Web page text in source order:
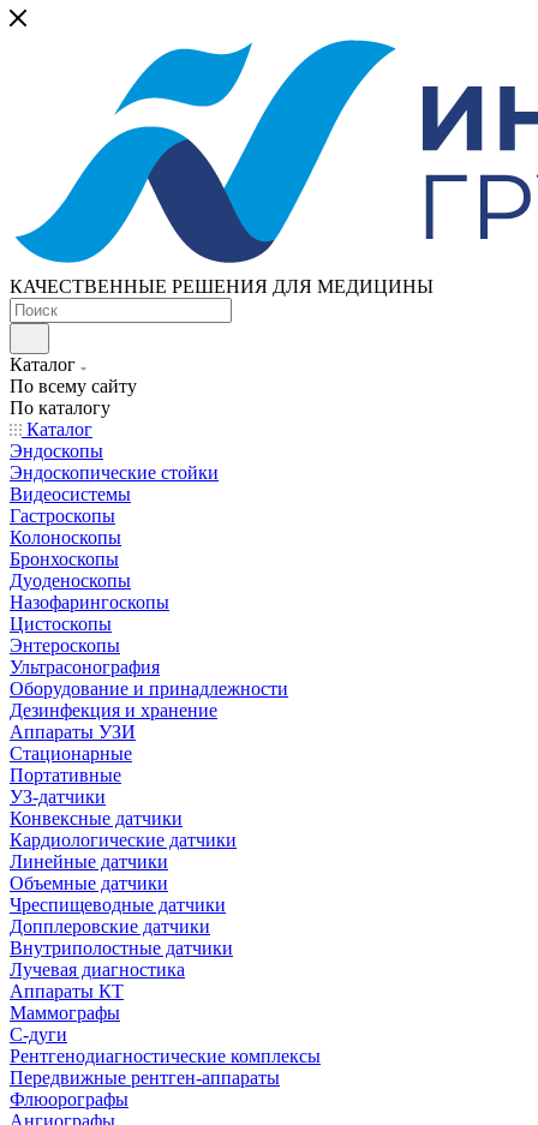
КАЧЕСТВЕННЫЕ РЕШЕНИЯ ДЛЯ МЕДИЦИНЫ
Каталог
По всему сайту
По каталогу
Каталог
Эндоскопы
Эндоскопические стойки
Видеосистемы
Гастроскопы
Колоноскопы
Бронхоскопы
Дуоденоскопы
Назофарингоскопы
Цистоскопы
Энтероскопы
Ультрасонография
Оборудование и принадлежности
Дезинфекция и хранение
Аппараты УЗИ
Стационарные
Портативные
УЗ-датчики
Конвексные датчики
Кардиологические датчики
Линейные датчики
Объемные датчики
Чреспищеводные датчики
Допплеровские датчики
Внутриполостные датчики
Лучевая диагностика
Аппараты КТ
Маммографы
С-дуги
Рентгенодиагностические комплексы
Передвижные рентген-аппараты
Флюорографы
Ангиографы